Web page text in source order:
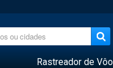
Rastreador de Vôo